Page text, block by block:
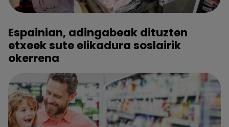
Espainian, adingabeak dituzten
etxeek sute elikadura soslairik
okerrena